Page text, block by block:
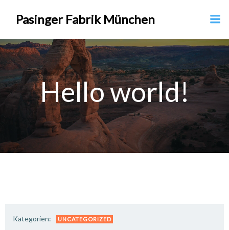
Inhalt
Pasinger Fabrik München
Hello world!
Kategorien: UNCATEGORIZED